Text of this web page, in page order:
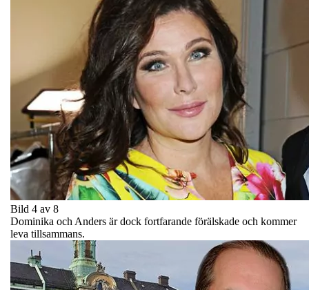
Bild 4 av 8
Dominika och Anders är dock fortfarande förälskade och kommer
leva tillsammans.